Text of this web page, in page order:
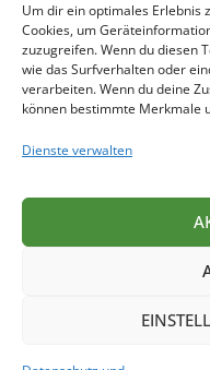
Um dir ein optimales Erlebnis
Cookies, um
zuzugreifen. Wenn du diesen
wie das Surfverhalten oder
verarbeiten. Wenn du deine
können bestimmte Merkmale
Dienste verwalten
Januar 2023
Dezember 2022
Oktober 2022
September 2022
Juli 2022
Juni 2022